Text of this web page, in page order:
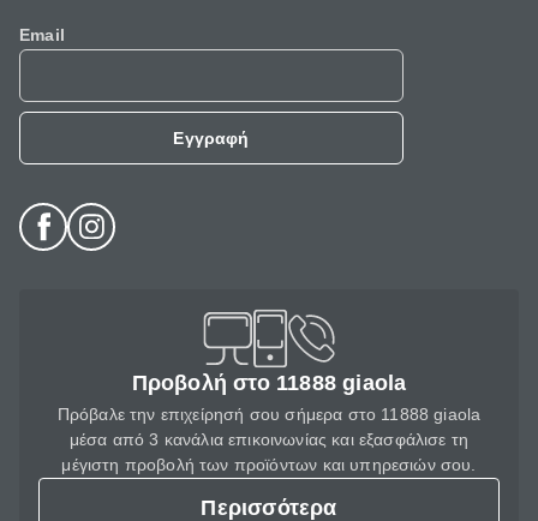
Email
Εγγραφή
Προβολή στο 11888 giaola
Πρόβαλε την επιχείρησή σου σήμερα στο 11888 giaola
μέσα από 3 κανάλια επικοινωνίας και εξασφάλισε τη
μέγιστη προβολή των προϊόντων και υπηρεσιών σου.
Περισσότερα